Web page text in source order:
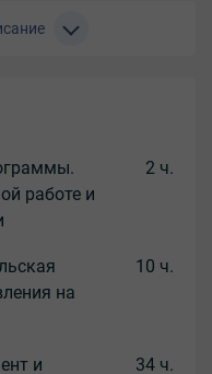
и подчиненными.
персонала в
Высшее
работе и
2 ч.
на
10 ч.
и
34 ч.